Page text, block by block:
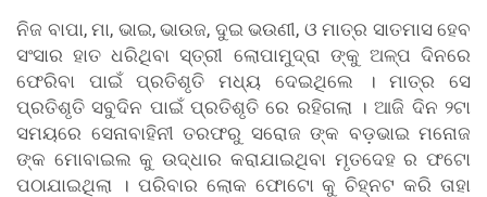
ନିଜ ବାପା, ମା, ଭାଇ, ଭାଉଜ, ଦୁଇ ଭଉଣୀ, ଓ ମାତ୍ର ସାତମାସ ହେବ
ସଂସାର ହାତ ଧରିଥିବା ସ୍ତ୍ରୀ ଲୋପାମୁଦ୍ରା ଙ୍କୁ ଅଳ୍ପ ଦିନରେ
ଫେରିବା ପାଇଁ ପ୍ରତିଶୃତି ମଧ୍ୟ ଦେଇଥିଲେ । ମାତ୍ର ସେ
ପ୍ରତିଶୃତି ସବୁଦିନ ପାଇଁ ପ୍ରତିଶୃତି ରେ ରହିଗଲା । ଆଜି ଦିନ ୨ଟା
ସମୟରେ ସେନାବାହିନୀ ତରଫରୁ ସରୋଜ ଙ୍କ ବଡ଼ଭାଇ ମନୋଜ
ଙ୍କ ମୋବାଇଲ କୁ ଉଦ୍ଧାର କରାଯାଇଥିବା ମୃତଦେହ ର ଫଟୋ
ପଠାଯାଇଥିଲା । ପରିବାର ଲୋକ ଫୋଟୋ କୁ ଚିହ୍ନଟ କରି ତାହା